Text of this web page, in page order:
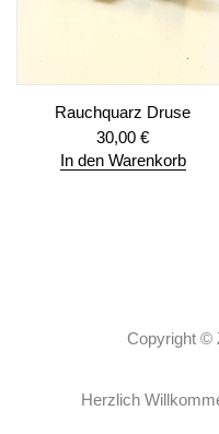
Rauchquarz Druse
30,00 €
In den Warenkorb
Copyright ©
Herzlich